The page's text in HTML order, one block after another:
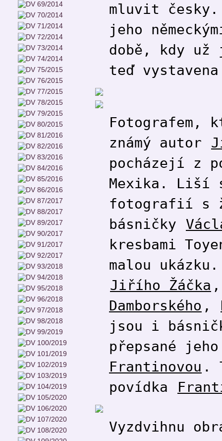
mluvit česky.
jeho
době, kdy už
teď
Fotografem,
známý autor
pocházejí z
Mexika. Liší
fotografií s
básničky
kresbami
malou
Jiřího Žáčka
Damborského ,
jsou i
přepsané
Frantinovou .
povídka
Vyzdvihnu